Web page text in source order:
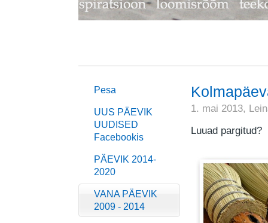
Pesa
UUS PÄEVIK
UUDISED
Facebookis
PÄEVIK 2014-
2020
VANA PÄEVIK
2009 - 2014
1. mai 2013,
Luuad pargitud?